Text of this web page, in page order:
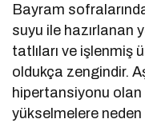
Bayram
suyu ile hazırlanan
tatlıları ve işlenmiş
oldukça zengindir.
hipertansiyonu olan
yükselmelere neden